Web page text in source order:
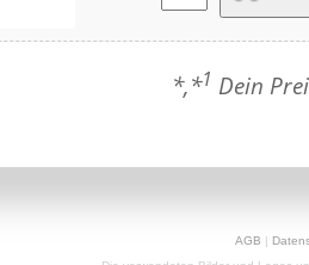
*,*1 Dein
AGB |